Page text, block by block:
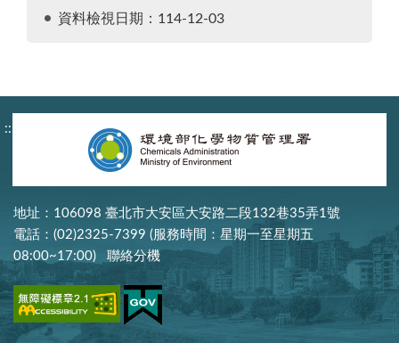
資料檢視日期：114-12-03
:::
地址：106098 臺北市大安區大安路二段132巷35弄1號
電話：(02)2325-7399 (服務時間：星期一至星期五
08:00~17:00) 聯絡分機